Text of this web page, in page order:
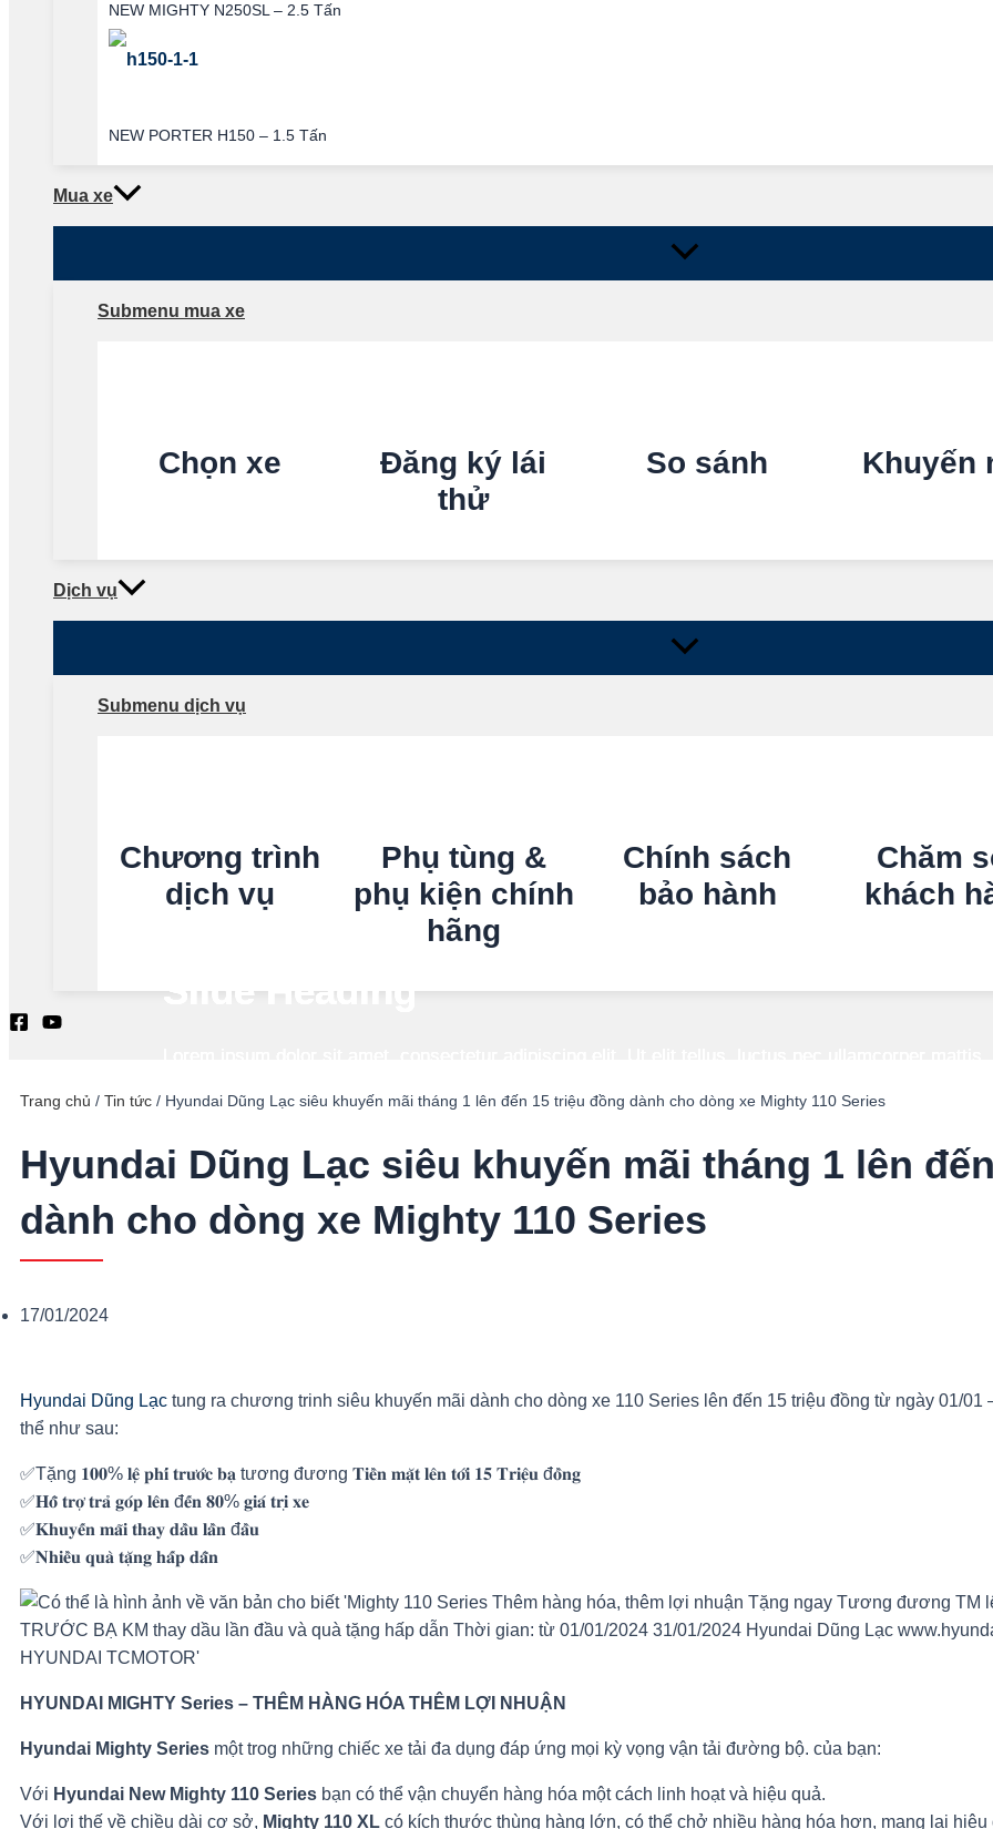
NEW MIGHTY N250SL – 2.5 Tấn
NEW PORTER H150 – 1.5 Tấn
Mua xe
Submenu mua xe
Chọn xe
Đăng ký lái
thử
So sánh Khuyến
Dịch vụ
Submenu dịch vụ
Chương trình
dịch vụ
Phụ tùng &
phụ kiện chính
hãng
Chính sách
bảo hành
Chăm
khách
Slide Heading
Slide Heading
Slide Heading
Slide Heading
slide
Trang chủ / Tin tức / Hyundai Dũng Lạc siêu khuyến mãi tháng 1 lên đến 15 triệu đồng dành cho dòng xe Mighty 110 Series
Hyundai Dũng Lạc siêu khuyến mãi tháng 1 lên
dành cho dòng xe Mighty 110 Series
17/01/2024
Hyundai Dũng Lạc tung ra chương trinh siêu khuyến mãi dành cho dòng xe 110 Series lên đến 15 triệu đồng từ ngày 01/
thể như sau:
✅Tặng 𝟏𝟎𝟎% 𝐥𝐞̣̂ 𝐩𝐡𝐢́ 𝐭𝐫𝐮̛𝐨̛́𝐜 𝐛𝐚̣ tương đương 𝐓𝐢𝐞̂̀𝐧 𝐦𝐚̣̆𝐭 𝐥𝐞̂𝐧 𝐭𝐨̛́𝐢 𝟏𝟓 𝐓𝐫𝐢𝐞̣̂𝐮 đ𝐨̂̀𝐧𝐠
✅𝐇𝐨̂̃ 𝐭𝐫𝐨̛̣ 𝐭𝐫𝐚̉ 𝐠𝐨́𝐩 𝐥𝐞̂𝐧 đ𝐞̂́𝐧 𝟖𝟎% 𝐠𝐢𝐚́ 𝐭𝐫𝐢̣ 𝐱𝐞
✅𝐊𝐡𝐮𝐲𝐞̂́𝐧 𝐦𝐚̃𝐢 𝐭𝐡𝐚𝐲 𝐝𝐚̂̀𝐮 𝐥𝐚̂̀𝐧 đ𝐚̂̀𝐮
✅𝐍𝐡𝐢𝐞̂̀𝐮 𝐪𝐮𝐚̀ 𝐭𝐚̣̆𝐧𝐠 𝐡𝐚̂́𝐩 𝐝𝐚̂̃𝐧
HYUNDAI MIGHTY Series – THÊM HÀNG HÓA THÊM LỢI NHUẬN
Hyundai Mighty Series một trog những chiếc xe tải đa dụng đáp ứng mọi kỳ vọng vận tải đường bộ. của bạn:
Với Hyundai New Mighty 110 Series bạn có thể vận chuyển hàng hóa một cách linh hoạt và hiệu quả.
Với lợi thế về chiều dài cơ sở, Mighty 110 XL có kích thước thùng hàng lớn, có thể chở nhiều hàng hóa hơn, mang lại hiệu